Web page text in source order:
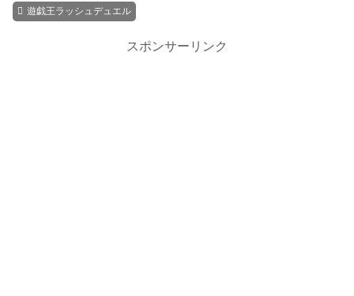
遊戯王ラッシュデュエル
スポンサーリンク